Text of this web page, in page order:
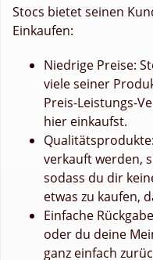
Stocs bietet seinen
Einkaufen:
Niedrige Preise:
viele seiner
Preis-Leistungs-
hier einkaufst.
verkauft werden,
sodass du dir
etwas zu kaufen,
Einfache
oder du deine
ganz einfach